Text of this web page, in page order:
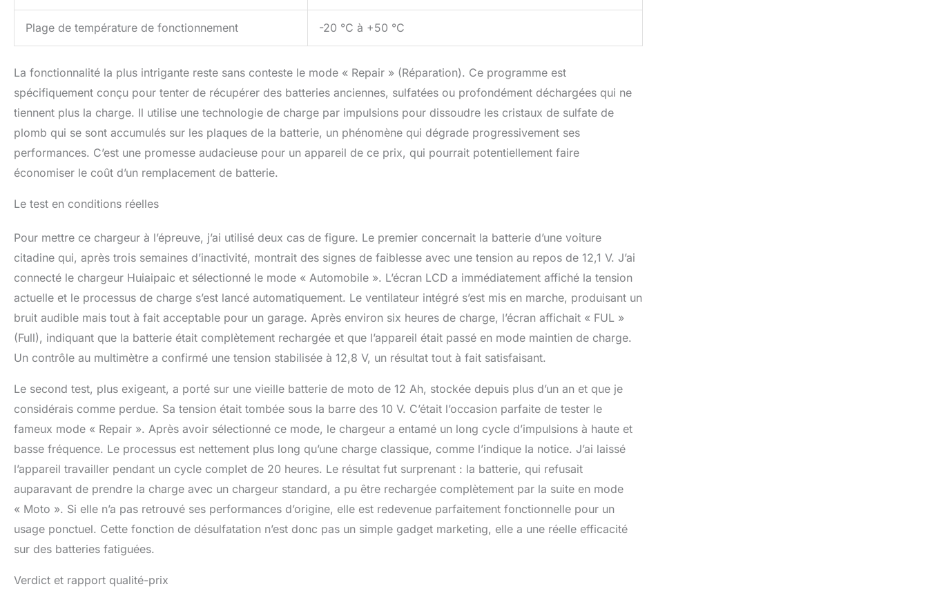
Plage de température de fonctionnement -20 °C à +50 °C
La fonctionnalité la plus intrigante reste sans conteste le mode « Repair » (Réparation). Ce programme est
spécifiquement conçu pour tenter de récupérer des batteries anciennes, sulfatées ou profondément déchargées qui ne
tiennent plus la charge. Il utilise une technologie de charge par impulsions pour dissoudre les cristaux de sulfate de
plomb qui se sont accumulés sur les plaques de la batterie, un phénomène qui dégrade progressivement ses
performances. C’est une promesse audacieuse pour un appareil de ce prix, qui pourrait potentiellement faire
économiser le coût d’un remplacement de batterie.
Le test en conditions réelles
Pour mettre ce chargeur à l’épreuve, j’ai utilisé deux cas de figure. Le premier concernait la batterie d’une voiture
citadine qui, après trois semaines d’inactivité, montrait des signes de faiblesse avec une tension au repos de 12,1 V. J’ai
connecté le chargeur Huiaipaic et sélectionné le mode « Automobile ». L’écran LCD a immédiatement affiché la tension
actuelle et le processus de charge s’est lancé automatiquement. Le ventilateur intégré s’est mis en marche, produisant un
bruit audible mais tout à fait acceptable pour un garage. Après environ six heures de charge, l’écran affichait « FUL »
(Full), indiquant que la batterie était complètement rechargée et que l’appareil était passé en mode maintien de charge.
Un contrôle au multimètre a confirmé une tension stabilisée à 12,8 V, un résultat tout à fait satisfaisant.
Le second test, plus exigeant, a porté sur une vieille batterie de moto de 12 Ah, stockée depuis plus d’un an et que je
considérais comme perdue. Sa tension était tombée sous la barre des 10 V. C’était l’occasion parfaite de tester le
fameux mode « Repair ». Après avoir sélectionné ce mode, le chargeur a entamé un long cycle d’impulsions à haute et
basse fréquence. Le processus est nettement plus long qu’une charge classique, comme l’indique la notice. J’ai laissé
l’appareil travailler pendant un cycle complet de 20 heures. Le résultat fut surprenant : la batterie, qui refusait
auparavant de prendre la charge avec un chargeur standard, a pu être rechargée complètement par la suite en mode
« Moto ». Si elle n’a pas retrouvé ses performances d’origine, elle est redevenue parfaitement fonctionnelle pour un
usage ponctuel. Cette fonction de désulfatation n’est donc pas un simple gadget marketing, elle a une réelle efficacité
sur des batteries fatiguées.
Verdict et rapport qualité-prix